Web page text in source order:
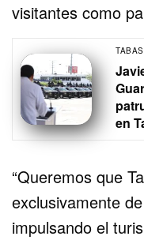
visitantes como
en
“Queremos que
exclusivamente
impulsando el